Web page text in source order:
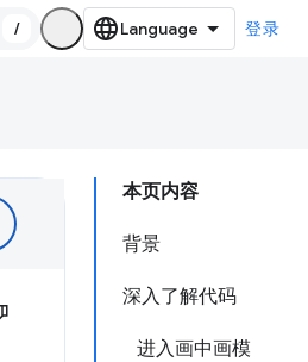
/ 登录
本页内容
背景
深入了解代码
进入画中画模